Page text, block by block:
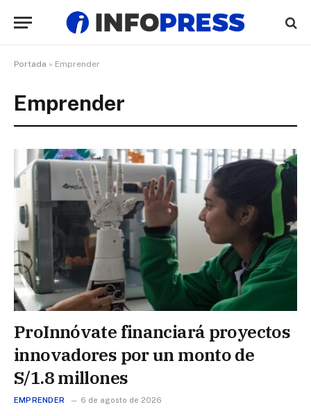
Portada » Emprender
Emprender
ProInnóvate financiará proyectos
innovadores por un monto de
S/1.8 millones
EMPRENDER 6 de agosto de 2026